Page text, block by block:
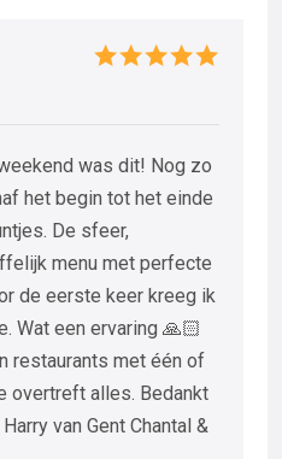
was dit! Nog zo
het begin tot het einde
De sfeer,
menu met perfecte
de eerste keer kreeg ik
Wat een ervaring 🙏🏻
restaurants met één of
overtreft alles. Bedankt
van Gent Chantal &